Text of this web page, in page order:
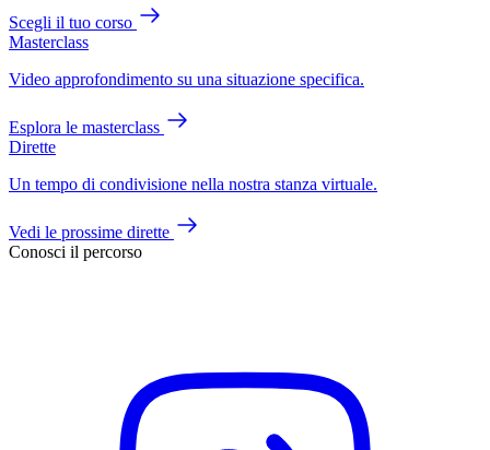
Scegli il tuo corso
Masterclass
Video approfondimento su una situazione specifica.
Esplora le masterclass
Dirette
Un tempo di condivisione nella nostra stanza virtuale.
Vedi le prossime dirette
Conosci il percorso